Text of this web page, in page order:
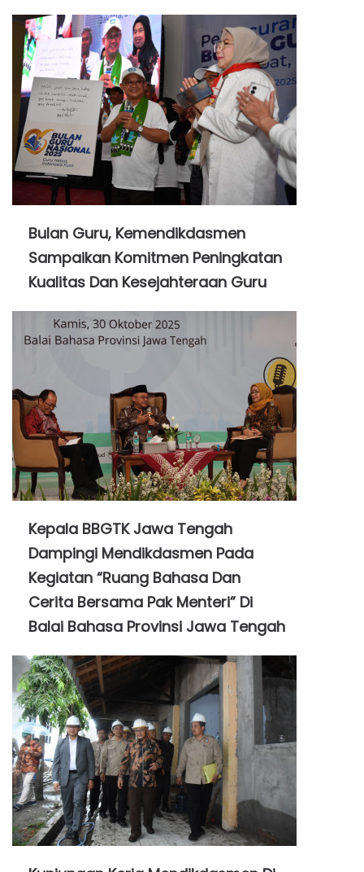
Bulan Guru, Kemendikdasmen
Sampaikan Komitmen Peningkatan
Kualitas Dan Kesejahteraan Guru
Kepala BBGTK Jawa Tengah
Dampingi Mendikdasmen Pada
Kegiatan “Ruang Bahasa Dan
Cerita Bersama Pak Menteri” Di
Balai Bahasa Provinsi Jawa Tengah